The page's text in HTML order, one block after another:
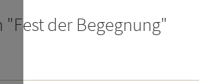
2026 – Der perfekte